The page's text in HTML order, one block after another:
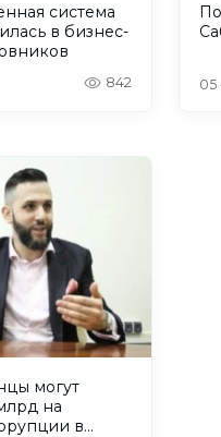
система
в бизнес-
842 05
могут
на
в